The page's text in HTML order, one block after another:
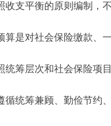
支平衡的原则编制，
对社会保险缴款、一
筹层次和社会保险项
筹兼顾、勤俭节约、